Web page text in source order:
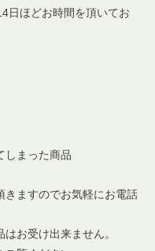
日ほどお時間を頂いてお
しまった商品
きますのでお気軽にお電話
お受け出来ません。